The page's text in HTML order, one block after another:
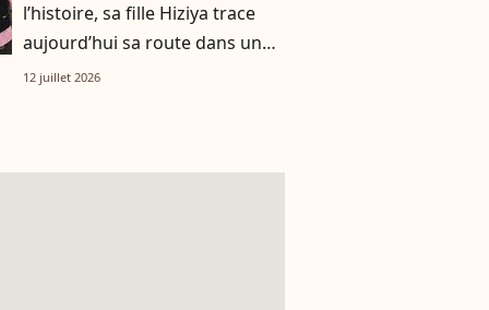
l’histoire, sa fille Hiziya trace
aujourd’hui sa route dans un
tout autre univers
12 juillet 2026